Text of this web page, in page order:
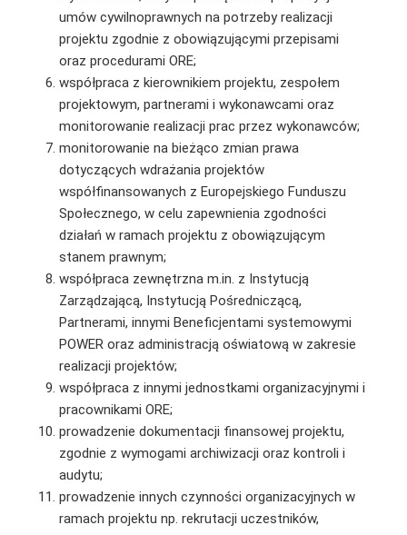
umów cywilnoprawnych na potrzeby realizacji
projektu zgodnie z obowiązującymi przepisami
oraz procedurami ORE;
współpraca z kierownikiem projektu, zespołem
projektowym, partnerami i wykonawcami oraz
monitorowanie realizacji prac przez wykonawców;
monitorowanie na bieżąco zmian prawa
dotyczących wdrażania projektów
współfinansowanych z Europejskiego Funduszu
Społecznego, w celu zapewnienia zgodności
działań w ramach projektu z obowiązującym
stanem prawnym;
współpraca zewnętrzna m.in. z Instytucją
Zarządzającą, Instytucją Pośredniczącą,
Partnerami, innymi Beneficjentami systemowymi
POWER oraz administracją oświatową w zakresie
realizacji projektów;
współpraca z innymi jednostkami organizacyjnymi i
pracownikami ORE;
prowadzenie dokumentacji finansowej projektu,
zgodnie z wymogami archiwizacji oraz kontroli i
audytu;
prowadzenie innych czynności organizacyjnych w
ramach projektu np. rekrutacji uczestników,